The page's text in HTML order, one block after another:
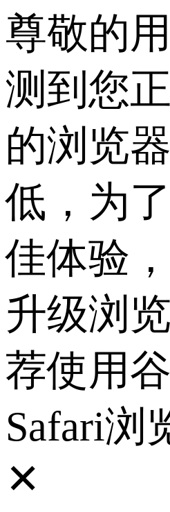
尊敬的
测到您
的浏览
低，为
佳体验
升级浏
荐使用谷
Safari浏
✕